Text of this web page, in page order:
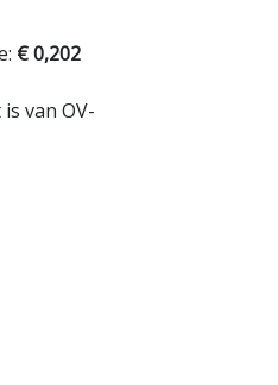
€ 0,202
van OV-